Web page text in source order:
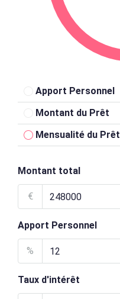
Apport Personnel
Montant du Prêt
Mensualité du Prêt
Montant total
€
Apport Personnel
%
Taux d'intérêt